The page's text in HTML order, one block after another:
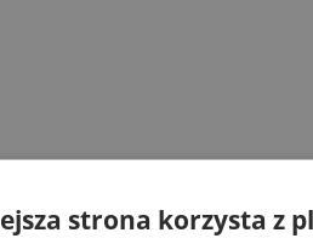
strona korzysta z